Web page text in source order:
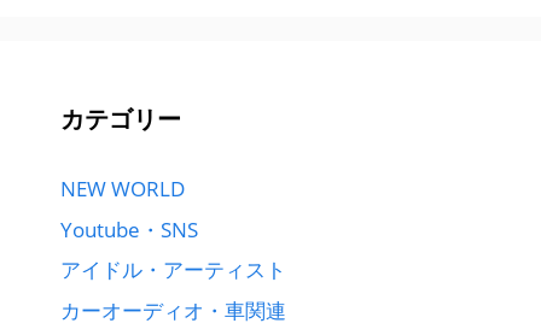
カテゴリー
NEW WORLD
Youtube・SNS
アイドル・アーティスト
カーオーディオ・車関連